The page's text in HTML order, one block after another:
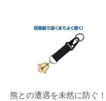
熊との遭遇を未然に防ぐ！